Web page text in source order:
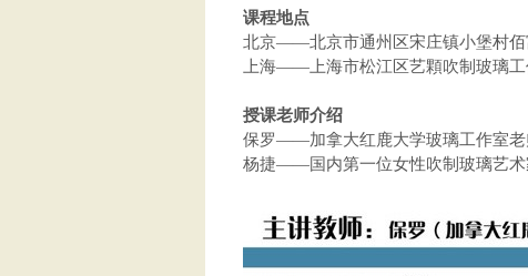
课程地点
北京——北京市通州区宋庄镇小堡村佰
上海——上海市松江区艺顆吹制玻璃
授课老师介绍
保罗——加拿大红鹿大学玻璃工作室老
杨捷——国内第一位女性吹制玻璃艺术